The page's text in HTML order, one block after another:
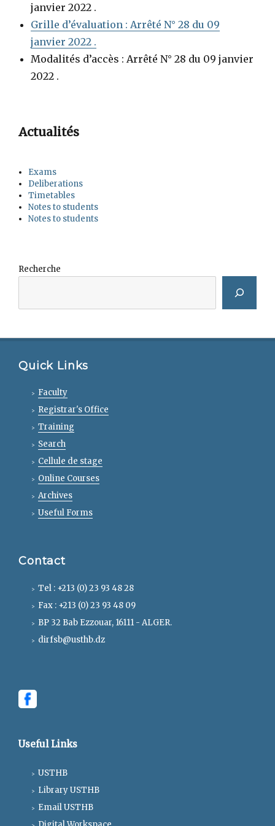
janvier 2022 .
Grille d’évaluation : Arrêté N° 28 du 09
janvier 2022 .
Modalités d’accès : Arrêté N° 28 du 09 janvier
2022 .
Actualités
Exams
Deliberations
Timetables
Notes to students
Notes to students
Recherche
Quick Links
Faculty
Registrar's Office
Training
Search
Cellule de stage
Online Courses
Archives
Useful Forms
Contact
Tel : +213 (0) 23 93 48 28
Fax : +213 (0) 23 93 48 09
BP 32 Bab Ezzouar, 16111 - ALGER.
dirfsb@usthb.dz
Useful Links
USTHB
Library USTHB
Email USTHB